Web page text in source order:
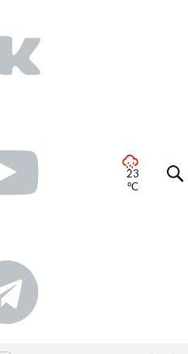
23
°C